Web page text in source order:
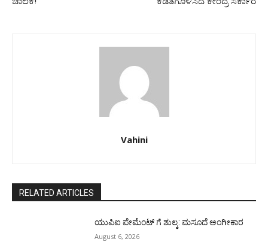
Vahini
RELATED ARTICLES
ಯುಪಿಐ ಪೇಮೆಂಟ್ ಗೆ ಶುಲ್ಕ: ಮಸೂದೆ ಅಂಗೀಕಾರ
August 6, 2026